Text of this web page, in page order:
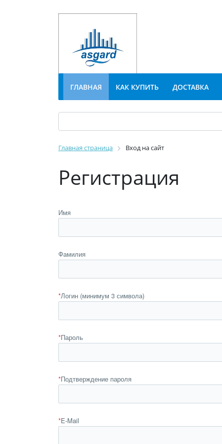
ГЛАВНАЯ КАК КУПИТЬ ДОСТАВКА
Главная страница Вход на сайт
Регистрация
Имя
Фамилия
*Логин (минимум 3 символа)
*Пароль
*Подтверждение пароля
*E-Mail